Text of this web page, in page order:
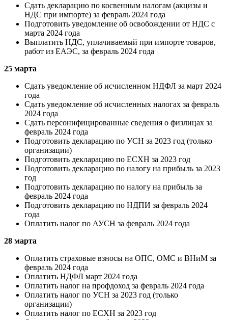
Сдать декларацию по косвенным налогам (акцизы и
НДС при импорте) за февраль 2024 года
Подготовить уведомление об освобождении от НДС с
марта 2024 года
Выплатить НДС, уплачиваемый при импорте товаров,
работ из ЕАЭС, за февраль 2024 года
25 марта
Сдать уведомление об исчисленном НДФЛ за март 2024
года
Сдать уведомление об исчисленных налогах за февраль
2024 года
Сдать персонифицированные сведения о физлицах за
февраль 2024 года
Подготовить декларацию по УСН за 2023 год (только
организации)
Подготовить декларацию по ЕСХН за 2023 год
Подготовить декларацию по налогу на прибыль за 2023
год
Подготовить декларацию по налогу на прибыль за
февраль 2024 года
Подготовить декларацию по НДПИ за февраль 2024
года
Оплатить налог по АУСН за февраль 2024 года
28 марта
Оплатить страховые взносы на ОПС, ОМС и ВНиМ за
февраль 2024 года
Оплатить НДФЛ март 2024 года
Оплатить налог на профдоход за февраль 2024 года
Оплатить налог по УСН за 2023 год (только
организации)
Оплатить налог по ЕСХН за 2023 год